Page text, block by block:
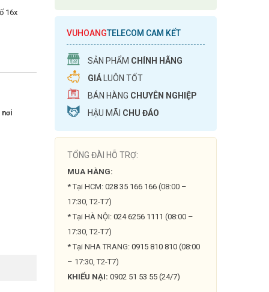
16x
nơi
VUHOANGTELECOM CAM KẾT
SẢN PHẨM CHÍNH HÃNG
GIÁ LUÔN TỐT
BÁN HÀNG CHUYÊN NGHIỆP
HẬU MÃI CHU ĐÁO
TỔNG ĐÀI HỖ TRỢ:
MUA HÀNG:
* Tại HCM: 028 35 166 166 (08:00 –
17:30, T2-T7)
* Tại HÀ NỘI: 024 6256 1111 (08:00 –
17:30, T2-T7)
* Tại NHA TRANG: 0915 810 810 (08:00
– 17:30, T2-T7)
KHIẾU NẠI: 0902 51 53 55 (24/7)